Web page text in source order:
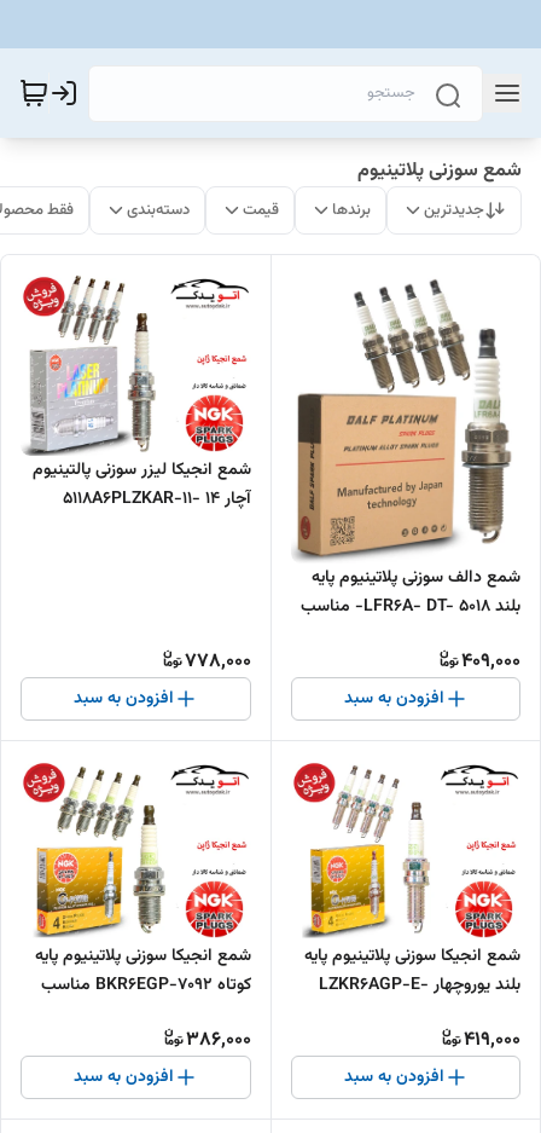
شمع سوزنی پلاتینیوم
جدیدترین برندها قیمت دسته‌بندی فقط
شمع دالف سوزنی پلاتینیوم پایه
بلند LFR6A- DT- 5018- مناسب
409,000
افزودن به سبد
شمع انجیکا لیزر سوزنی پالتینیوم
آچار 14 -11-5118A6PLZKAR
778,000
افزودن به سبد
شمع انجیکا سوزنی پلاتینیوم پایه
بلند یوروچهار LZKR6AGP-E-
419,000
افزودن به سبد
شمع انجیکا سوزنی پلاتینیوم پایه
کوتاه 7092-BKR6EGP مناسب
386,000
افزودن به سبد